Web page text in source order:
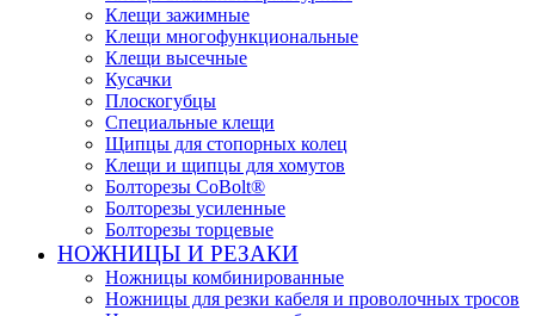
Клещи зажимные
Клещи многофункциональные
Клещи высечные
Кусачки
Плоскогубцы
Специальные клещи
Щипцы для стопорных колец
Клещи и щипцы для хомутов
Болторезы CoBolt®
Болторезы усиленные
Болторезы торцевые
НОЖНИЦЫ И РЕЗАКИ
Ножницы комбинированные
Ножницы для резки кабеля и проволочных тросов